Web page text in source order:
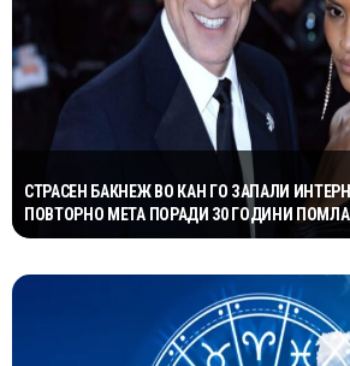
СТРАСЕН БАКНЕЖ ВО КАН ГО ЗАПАЛИ
ПОВТОРНО МЕТА ПОРАДИ 30 ГОДИНИ